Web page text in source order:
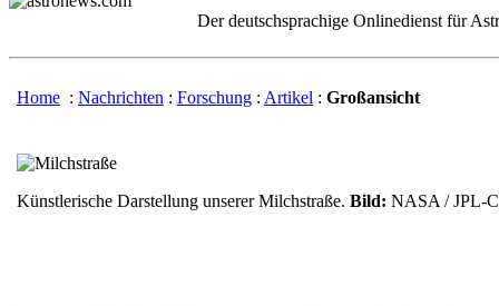
Der deutschsprachige Onlinedienst für
Home : Nachrichten : Forschung : Artikel : Großansicht
Künstlerische Darstellung unserer Milchstraße. Bild: NASA / JPL-